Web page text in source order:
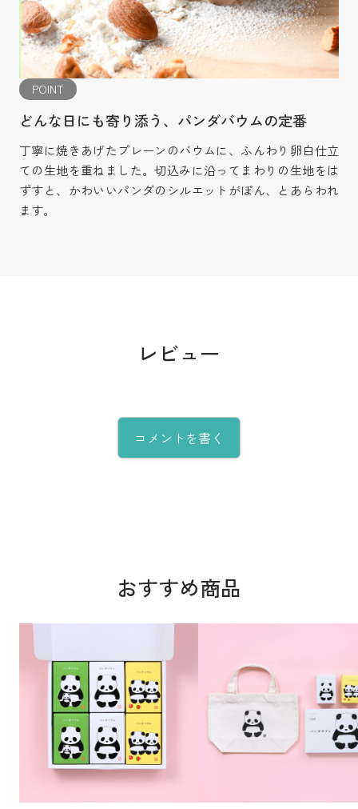
POINT
どんな日にも寄り添う、パンダバウムの定番
丁寧に焼きあげたプレーンのバウムに、ふんわり卵白仕立
ての生地を重ねました。切込みに沿ってまわりの生地をは
ずすと、かわいいパンダのシルエットがぽん、とあらわれ
ます。
レビュー
コメントを書く
おすすめ商品